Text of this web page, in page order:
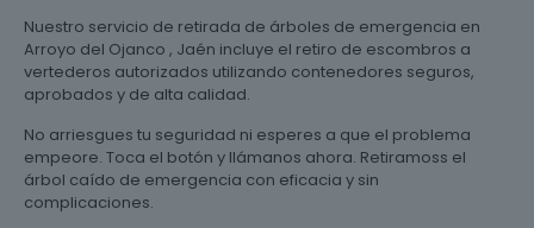
Nuestro servicio de retirada de árboles de emergencia en
Arroyo del Ojanco , Jaén incluye el retiro de escombros a
vertederos autorizados utilizando contenedores seguros,
aprobados y de alta calidad.
No arriesgues tu seguridad ni esperes a que el problema
empeore. Toca el botón y llámanos ahora. Retiramoss el
árbol caído de emergencia con eficacia y sin
complicaciones.